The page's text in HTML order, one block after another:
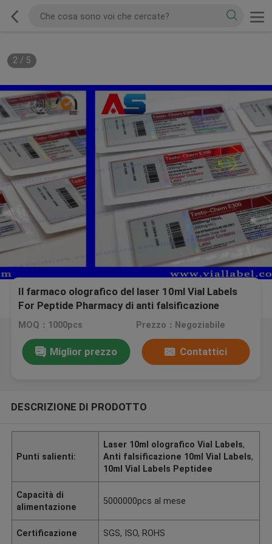
2/ 5
Il farmaco olografico del laser 10ml Vial Labels
For Peptide Pharmacy di anti falsificazione
imbottiglia le etichette per le fiale di vetro
MOQ：1000pcs Prezzo：Negoziabile
Miglior prezzo Contattici
DESCRIZIONE DI PRODOTTO
Punti salienti:
Laser 10ml olografico Vial Labels,
Anti falsificazione 10ml Vial Labels,
10ml Vial Labels Peptidee
Capacità di
alimentazione
5000000pcs al mese
Certificazione SGS, ISO, ROHS